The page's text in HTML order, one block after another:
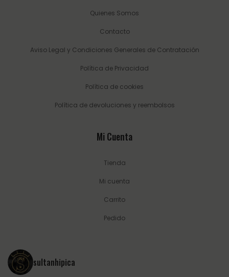
Quienes Somos
Contacto
Aviso Legal y Condiciones Generales de Contratación
Política de Privacidad
Política de cookies
Política de devoluciones y reembolsos
Mi Cuenta
Tienda
Mi cuenta
Carrito
Pedido
sultanhipica